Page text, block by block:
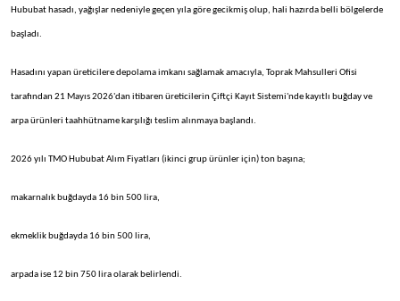
Hububat hasadı, yağışlar nedeniyle geçen yıla göre gecikmiş olup, hali hazırda belli bölgelerde
başladı.
Hasadını yapan üreticilere depolama imkanı sağlamak amacıyla, Toprak Mahsulleri Ofisi
tarafından 21 Mayıs 2026'dan itibaren üreticilerin Çiftçi Kayıt Sistemi'nde kayıtlı buğday ve
arpa ürünleri taahhütname karşılığı teslim alınmaya başlandı.
2026 yılı TMO Hububat Alım Fiyatları (ikinci grup ürünler için) ton başına;
makarnalık buğdayda 16 bin 500 lira,
ekmeklik buğdayda 16 bin 500 lira,
arpada ise 12 bin 750 lira olarak belirlendi.